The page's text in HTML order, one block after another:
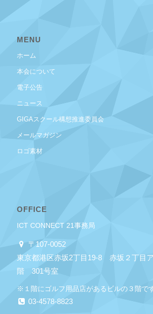
MENU
ホーム
本会について
電子公告
ニュース
GIGAスクール構想推進委員会
メールマガジン
ロゴ素材
OFFICE
ICT CONNECT 21事務局
〒107-0052
東京都港区赤坂2丁目19-8 赤坂２丁目
階 301号室
※１階にゴルフ用品店があるビルの３階です
03-4578-8823